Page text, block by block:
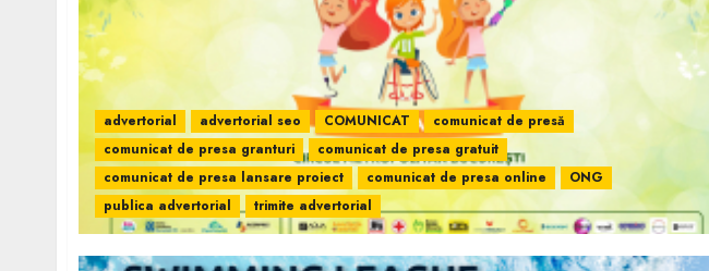
advertorial advertorial seo COMUNICAT
comunicat de presă
comunicat de presa granturi
comunicat de presa gratuit
comunicat de presa lansare proiect
comunicat de presa online
ONG
publica advertorial
trimite advertorial